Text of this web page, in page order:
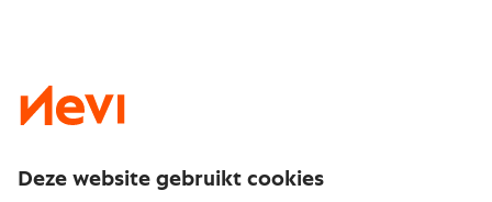
Deze website gebruikt cookies